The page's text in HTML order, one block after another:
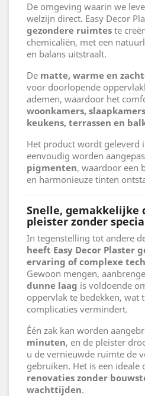
De omgeving waarin we
welzijn direct. Easy Decor
gezondere ruimtes te
chemicaliën, met een
en balans uitstraalt.
De matte, warme en
voor doorlopende
ademen, waardoor het
woonkamers,
keukens, terrassen en
Het product wordt geleverd
eenvoudig worden
pigmenten, waardoor een
en harmonieuze tinten
Snelle, gemakkelijke
pleister zonder
In tegenstelling tot andere
heeft Easy Decor Plaster
ervaring of complexe
Gewoon mengen,
dunne laag is voldoende
oppervlak te bedekken, wat
complicaties vermindert.
Één zak kan worden
minuten, en de pleister
u de vernieuwde ruimte de
gebruiken. Het is een ideale
renovaties zonder
wachttijden.